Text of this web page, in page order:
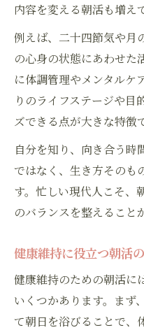
内容を変える朝活も増え
例えば、二十四節気や月
の心身の状態にあわせた
に体調管理やメンタルケ
りのライフステージや目
ズできる点が大きな特徴
自分を知り、向き合う時
ではなく、生き方そのも
す。忙しい現代人こそ、
のバランスを整えること
健康維持に役立つ朝活
健康維持のための朝活に
いくつかあります。まず
て朝日を浴びることで、